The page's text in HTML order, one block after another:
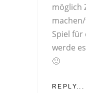
möglich
Spiel für
werde
🙂
REPLY...